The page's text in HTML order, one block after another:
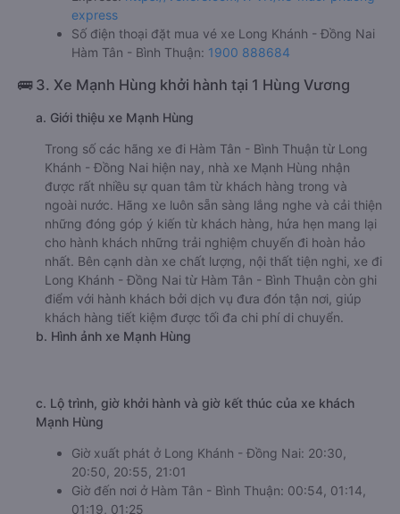
Văn phòng xe Mười Phương Express ở Long Khánh -
Đồng Nai:
Xem địa chỉ văn phòng nhà xe Mười Phương
Express:
https://vexere.com/vi-VN/xe-muoi-phuong-
express
Số điện thoại đặt mua vé xe Long Khánh - Đồng Nai
Hàm Tân - Bình Thuận:
🚌 3. Xe Mạnh Hùng khởi hành tại 1 Hùng Vương
a. Giới thiệu xe Mạnh Hùng
Trong số các hãng xe đi Hàm Tân - Bình Thuận từ Long
Khánh - Đồng Nai hiện nay, nhà xe Mạnh Hùng nhận
được rất nhiều sự quan tâm từ khách hàng trong và
ngoài nước. Hãng xe luôn sẵn sàng lắng nghe và cải thiện
những đóng góp ý kiến từ khách hàng, hứa hẹn mang lại
cho hành khách những trải nghiệm chuyến đi hoàn hảo
nhất. Bên cạnh dàn xe chất lượng, nội thất tiện nghi, xe đi
Long Khánh - Đồng Nai từ Hàm Tân - Bình Thuận còn ghi
b. Hình ảnh xe Mạnh Hùng
c. Lộ trình, giờ khởi hành và giờ kết thúc của xe khách
Mạnh Hùng